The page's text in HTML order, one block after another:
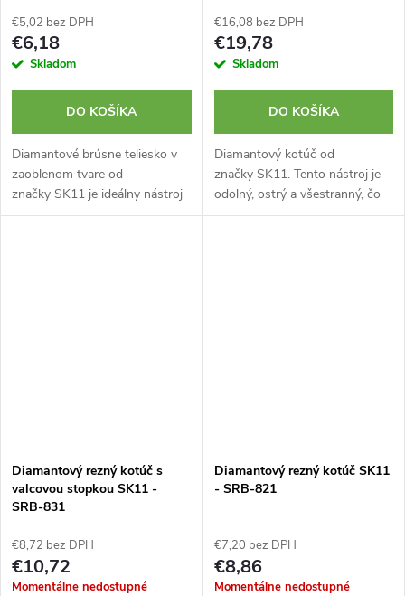
€5,02 bez DPH
€6,18
Skladom
DO KOŠÍKA
Diamantové brúsne teliesko v
zaoblenom tvare od
značky SK11 je ideálny nástroj
na brúsenie a odstraňovanie
€16,08 bez DPH
€19,78
Skladom
DO KOŠÍKA
Diamantový kotúč od
značky SK11. Tento nástroj je
odolný, ostrý a všestranný, čo
ho robí vhodným pre betón,
Diamantový rezný kotúč s
valcovou stopkou SK11 -
SRB-831
€8,72 bez DPH
€10,72
Momentálne nedostupné
Diamantový rezný kotúč SK11
- SRB-821
€7,20 bez DPH
€8,86
Momentálne nedostupné